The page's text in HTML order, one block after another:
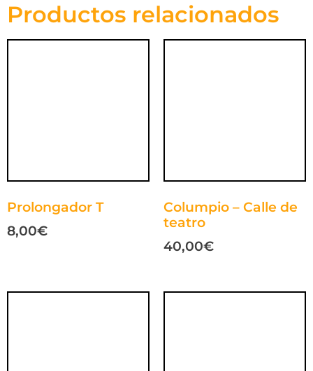
Productos relacionados
Prolongador T
8,00€
Columpio – Calle de
teatro
40,00€